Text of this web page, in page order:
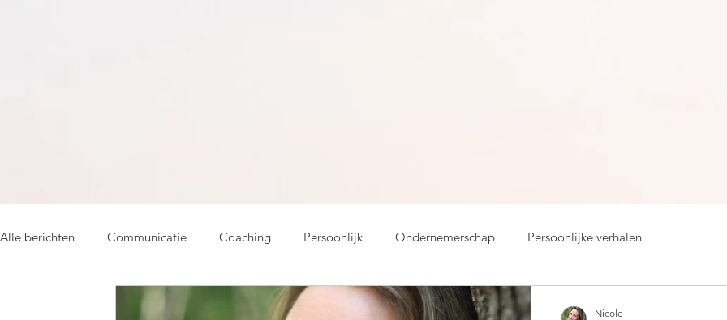
Alle berichten Communicatie Coaching Persoonlijk Ondernemerschap Persoonlijke verhalen
Nicole